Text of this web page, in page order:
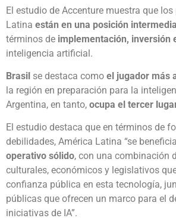
El estudio de Accenture muestra que
Latina están en una posición intermedia
términos de implementación, inversión
inteligencia artificial.
Brasil se destaca como el jugador más
la región en preparación para la
Argentina, en tanto, ocupa el tercer
El estudio destaca que en términos de
debilidades, América Latina “se
operativo sólido, con una combinación
culturales, económicos y legislativos
confianza pública en esta tecnología,
públicas que ofrecen un marco para el
iniciativas de IA”.